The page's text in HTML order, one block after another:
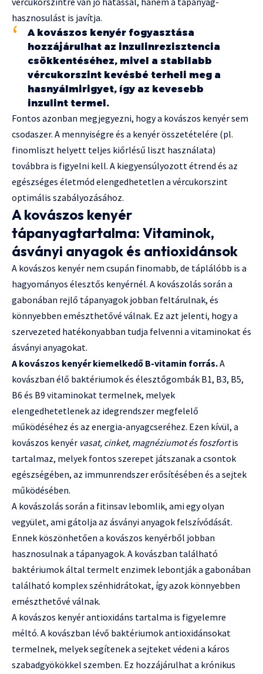
hasznosulást is javítja.
A kovászos kenyér fogyasztása
hozzájárulhat az inzulinrezisztencia
csökkentéséhez, mivel a stabilabb
vércukorszint kevésbé terheli meg a
hasnyálmirigyet, így az kevesebb
inzulint termel.
Fontos azonban megjegyezni, hogy a kovászos kenyér sem
csodaszer. A mennyiségre és a kenyér összetételére (pl.
finomliszt helyett teljes kiőrlésű liszt használata)
továbbra is figyelni kell. A kiegyensúlyozott étrend és az
egészséges életmód elengedhetetlen a vércukorszint
optimális szabályozásához.
A kovászos kenyér
tápanyagtartalma: Vitaminok,
ásványi anyagok és antioxidánsok
A kovászos kenyér nem csupán finomabb, de táplálóbb is a
hagyományos élesztős kenyérnél. A kovászolás során a
gabonában rejlő tápanyagok jobban feltárulnak, és
könnyebben emészthetővé válnak. Ez azt jelenti, hogy a
szervezeted hatékonyabban tudja felvenni a vitaminokat és
ásványi anyagokat.
A kovászos kenyér kiemelkedő B-vitamin forrás.A
kovászban élő baktériumok és élesztőgombák B1, B3, B5,
B6 és B9 vitaminokat termelnek, melyek
elengedhetetlenek az idegrendszer megfelelő
működéséhez és az energia-anyagcseréhez. Ezen kívül, a
kovászos kenyér vasat, cinket, magnéziumot és foszfortis
tartalmaz, melyek fontos szerepet játszanak a csontok
egészségében, az immunrendszer erősítésében és a sejtek
működésében.
A kovászolás során a fitinsav lebomlik, ami egy olyan
vegyület, ami gátolja az ásványi anyagok felszívódását.
Ennek köszönhetően a kovászos kenyérből jobban
hasznosulnak a tápanyagok. A kovászban található
baktériumok által termelt enzimek lebontják a gabonában
található komplex szénhidrátokat, így azok könnyebben
emészthetővé válnak.
A kovászos kenyér antioxidáns tartalma is figyelemre
méltó. A kovászban lévő baktériumok antioxidánsokat
termelnek, melyek segítenek a sejteket védeni a káros
szabadgyökökkel szemben. Ez hozzájárulhat a krónikus